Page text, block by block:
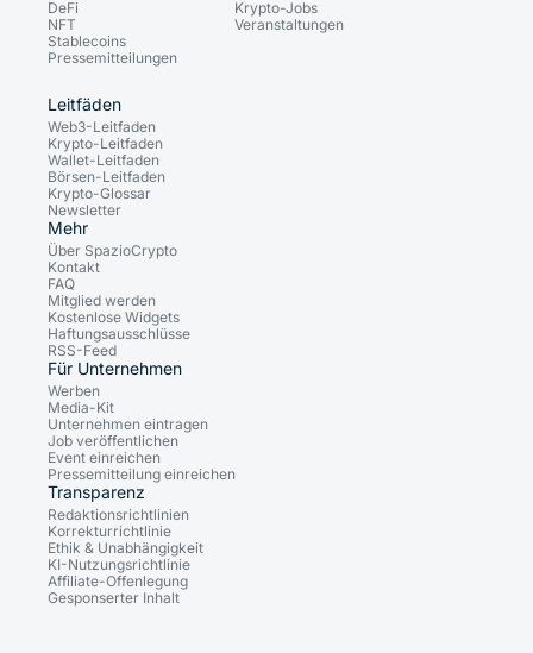
DeFi
NFT
Stablecoins
Pressemitteilungen
Krypto-Jobs
Veranstaltungen
Leitfäden
Web3-Leitfaden
Krypto-Leitfaden
Wallet-Leitfaden
Börsen-Leitfaden
Krypto-Glossar
Newsletter
Mehr
Über SpazioCrypto
Kontakt
FAQ
Mitglied werden
Kostenlose Widgets
Haftungsausschlüsse
RSS-Feed
Für Unternehmen
Werben
Media-Kit
Unternehmen eintragen
Job veröffentlichen
Event einreichen
Pressemitteilung einreichen
Transparenz
Redaktionsrichtlinien
Korrekturrichtlinie
Ethik & Unabhängigkeit
KI-Nutzungsrichtlinie
Affiliate-Offenlegung
Gesponserter Inhalt